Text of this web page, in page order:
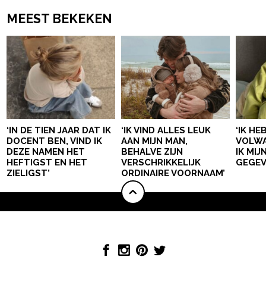
MEEST BEKEKEN
‘IN DE TIEN JAAR DAT IK
DOCENT BEN, VIND IK
DEZE NAMEN HET
HEFTIGST EN HET
ZIELIGST’
‘IK VIND ALLES LEUK
AAN MIJN MAN,
BEHALVE ZIJN
VERSCHRIKKELIJK
ORDINAIRE VOORNAAM’
‘IK
IK